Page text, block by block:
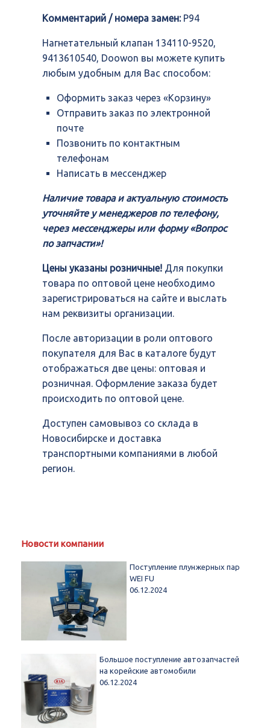
Doowon
Комментарий / номера замен:P94
Нагнетательный клапан 134110-9520,
9413610540, Doowon вы можете купить
любым удобным для Вас способом:
Оформить заказ через «Корзину»
Отправить заказ по электронной
почте
Позвонить по контактным
телефонам
Написать в мессенджер
Наличие товара и актуальную стоимость
уточняйте у менеджеров по телефону,
через мессенджеры или форму «Вопрос
по запчасти»!
Цены указаны розничные! Для покупки
товара по оптовой цене необходимо
зарегистрироваться на сайте и выслать
нам реквизиты организации.
После авторизации в роли оптового
покупателя для Вас в каталоге будут
отображаться две цены: оптовая и
розничная. Оформление заказа будет
происходить по оптовой цене.
Доступен самовывоз со склада в
Новосибирске и доставка
транспортными компаниями в любой
регион.
Новости компании
Поступление плунжерных пар
WEI FU
06.12.2024
Большое поступление автозапчастей
на корейские автомобили
06.12.2024